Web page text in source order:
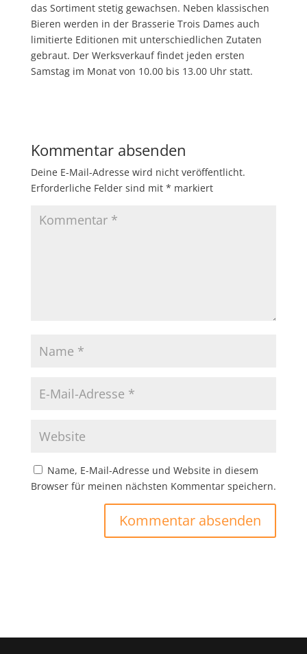
das Sortiment stetig gewachsen. Neben klassischen
Bieren werden in der Brasserie Trois Dames auch
limitierte Editionen mit unterschiedlichen Zutaten
gebraut. Der Werksverkauf findet jeden ersten
Samstag im Monat von 10.00 bis 13.00 Uhr statt.
Kommentar absenden
Deine E-Mail-Adresse wird nicht veröffentlicht.
Erforderliche Felder sind mit * markiert
Name, E-Mail-Adresse und Website in diesem
Browser für meinen nächsten Kommentar speichern.